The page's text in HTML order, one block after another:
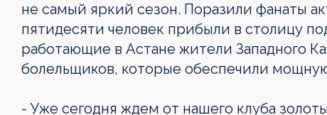
не самый яркий сезон. Поразили фанаты
пятидесяти человек прибыли в столицу
работающие в Астане жители Западного
болельщиков, которые обеспечили
- Уже сегодня ждем от нашего клуба